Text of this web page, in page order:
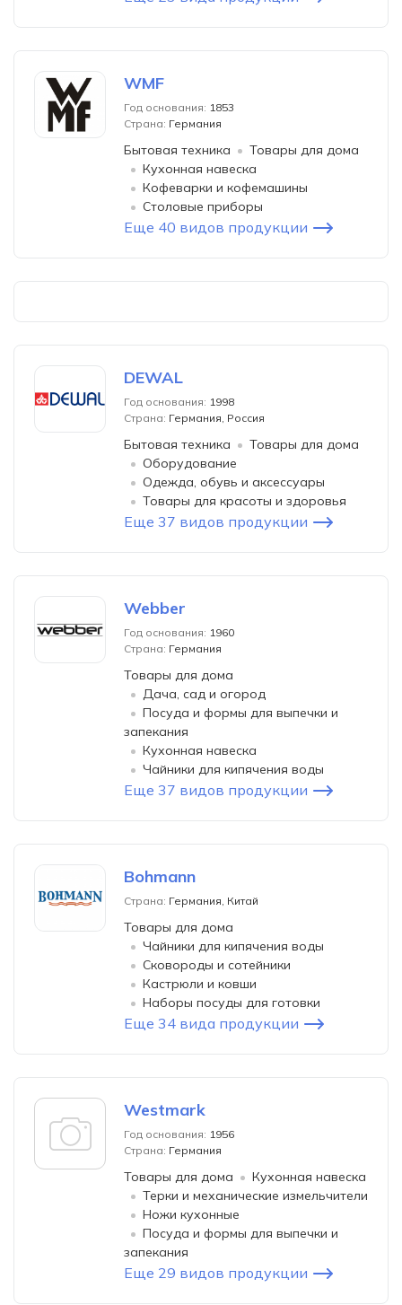
WMF
Год основания: 1853
Страна: Германия
Бытовая техника
Товары для дома
Кухонная навеска
Кофеварки и кофемашины
Столовые приборы
Еще 40 видов продукции
DEWAL
Год основания: 1998
Страна: Германия, Россия
Бытовая техника
Товары для дома
Оборудование
Одежда, обувь и аксессуары
Товары для красоты и здоровья
Еще 37 видов продукции
Webber
Год основания: 1960
Страна: Германия
Товары для дома
Дача, сад и огород
Посуда и формы для выпечки и
запекания
Кухонная навеска
Чайники для кипячения воды
Еще 37 видов продукции
Bohmann
Страна: Германия, Китай
Товары для дома
Чайники для кипячения воды
Сковороды и сотейники
Кастрюли и ковши
Наборы посуды для готовки
Еще 34 вида продукции
Westmark
Год основания: 1956
Страна: Германия
Товары для дома
Кухонная навеска
Терки и механические измельчители
Ножи кухонные
Посуда и формы для выпечки и
запекания
Еще 29 видов продукции